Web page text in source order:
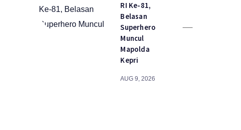
RI Ke-81,
Belasan
Superhero
Muncul
Mapolda
Kepri
AUG 9, 2026